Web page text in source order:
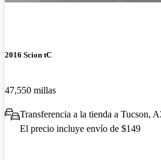
2016 Scion tC
47,550 millas
Transferencia a la tienda a Tucson,
El precio incluye envío de $149